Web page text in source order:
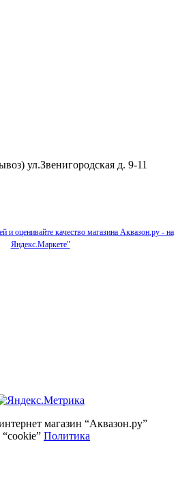
ул.Звенигородская д. 9-11
и оценивайте качество магазина Аквазон.ру - на
Яндекс.Маркете"
магазин “Аквазон.ру”
Политика